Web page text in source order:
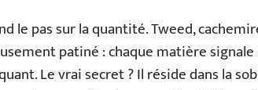
le pas sur la quantité. Tweed,
patiné : chaque matière
Le vrai secret ? Il réside dans la